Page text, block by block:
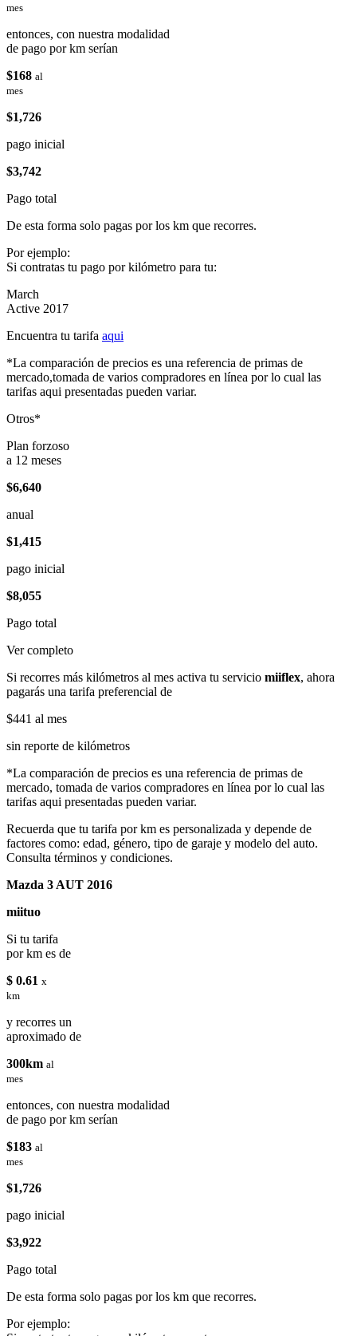
mes
entonces, con nuestra modalidad
de pago por km serían
$168 al
mes
$1,726
pago inicial
$3,742
Pago total
De esta forma solo pagas por los km que recorres.
Por ejemplo:
Si contratas tu pago por kilómetro para tu:
March
Active 2017
Encuentra tu tarifa aqui
*La comparación de precios es una referencia de primas de
mercado,tomada de varios compradores en línea por lo cual las
tarifas aqui presentadas pueden variar.
Otros*
Plan forzoso
a 12 meses
$6,640
anual
$1,415
pago inicial
$8,055
Pago total
Ver completo
Si recorres más kilómetros al mes activa tu servicio miiflex, ahora
pagarás una tarifa preferencial de
$441 al mes
sin reporte de kilómetros
*La comparación de precios es una referencia de primas de
mercado, tomada de varios compradores en línea por lo cual las
tarifas aqui presentadas pueden variar.
Recuerda que tu tarifa por km es personalizada y depende de
factores como: edad, género, tipo de garaje y modelo del auto.
Consulta términos y condiciones.
Mazda 3 AUT 2016
miituo
Si tu tarifa
por km es de
$ 0.61 x
km
y recorres un
aproximado de
300km al
mes
entonces, con nuestra modalidad
de pago por km serían
$183 al
mes
$1,726
pago inicial
$3,922
Pago total
De esta forma solo pagas por los km que recorres.
Por ejemplo: